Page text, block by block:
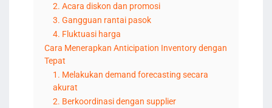
2. Acara diskon dan promosi
3. Gangguan rantai pasok
4. Fluktuasi harga
Cara Menerapkan Anticipation Inventory dengan
Tepat
1. Melakukan demand forecasting secara
akurat
2. Berkoordinasi dengan supplier